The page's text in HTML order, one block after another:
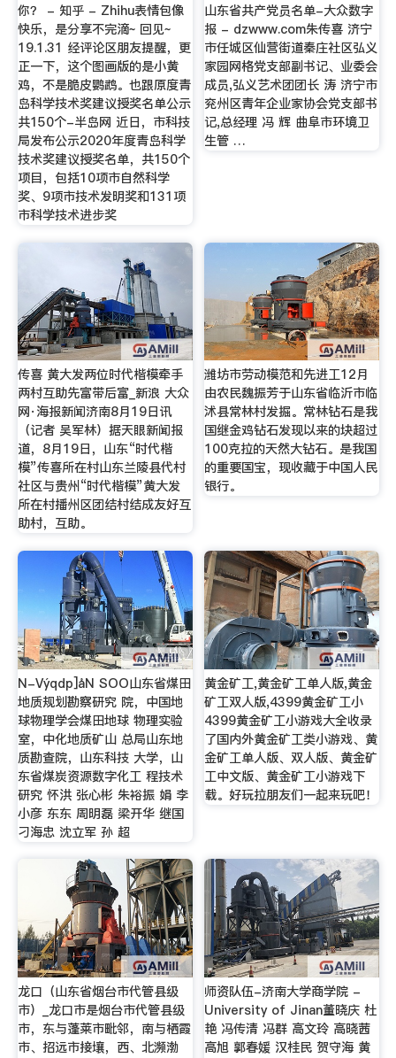
你？ - 知乎 - Zhihu表情包像
快乐，是分享不完滴~ 回见~
19.1.31 经评论区朋友提醒，更
正一下，这个图画版的是小黄
鸡，不是脆皮鹦鹉。也跟原度青
岛科学技术奖建议授奖名单公示
共150个-半岛网 近日，市科技
局发布公示2020年度青岛科学
技术奖建议授奖名单，共150个
项目，包括10项市自然科学
奖、9项市技术发明奖和131项
市科学技术进步奖
山东省共产党员名单-大众数字
报 - dzwww.com朱传喜 济宁
市任城区仙营街道秦庄社区弘义
家园网格党支部副书记、业委会
成员,弘义艺术团团长 涛 济宁市
兖州区青年企业家协会党支部书
记,总经理 冯 辉 曲阜市环境卫
生管 …
传喜 黄大发两位时代楷模牵手
两村互助先富带后富_新浪 大众
网·海报新闻济南8月19日讯
（记者 吴军林）据天眼新闻报
道，8月19日，山东“时代楷
模”传喜所在村山东兰陵县代村
社区与贵州“时代楷模”黄大发
所在村播州区团结村结成友好互
助村，互助。
潍坊市劳动模范和先进工12月
由农民魏振芳于山东省临沂市临
沭县常林村发掘。常林钻石是我
国继金鸡钻石发现以来的块超过
100克拉的天然大钻石。是我国
的重要国宝，现收藏于中国人民
银行。
N-Výqdp­]åN SOO山东省煤田
地质规划勘察研究 院，中国地
球物理学会煤田地球 物理实验
室，中化地质矿山 总局山东地
质勘查院，山东科技 大学，山
东省煤炭资源数字化工 程技术
研究 怀洪 张心彬 朱裕振 娟 李
小彦 东东 周明磊 梁开华 继国
刁海忠 沈立军 孙 超
黄金矿工,黄金矿工单人版,黄金
矿工双人版,4399黄金矿工小
4399黄金矿工小游戏大全收录
了国内外黄金矿工类小游戏、黄
金矿工单人版、双人版、黄金矿
工中文版、黄金矿工小游戏下
载。好玩拉朋友们一起来玩吧！
龙口（山东省烟台市代管县级
市）_龙口市是烟台市代管县级
市，东与蓬莱市毗邻，南与栖霞
市、招远市接壤，西、北濒渤
师资队伍-济南大学商学院 -
University of Jinan董晓庆 杜
艳 冯传清 冯群 高文玲 高晓茜
高旭 郭春媛 汉桂民 贺守海 黄